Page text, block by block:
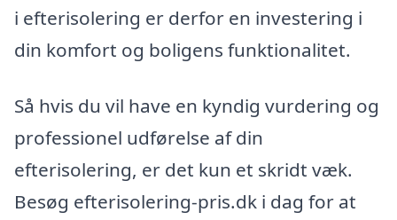
i efterisolering er derfor en investering i
din komfort og boligens funktionalitet.
Så hvis du vil have en kyndig vurdering og
professionel udførelse af din
efterisolering, er det kun et skridt væk.
Besøg efterisolering-pris.dk i dag for at